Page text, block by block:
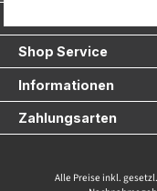
Shop Service
Informationen
Zahlungsarten
Alle Preise inkl.